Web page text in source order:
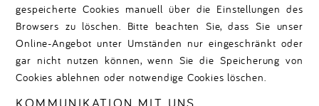
gespeicherte Cookies manuell über die Einstellungen des
Browsers zu löschen. Bitte beachten Sie, dass Sie unser
Online-Angebot unter Umständen nur eingeschränkt oder
gar nicht nutzen können, wenn Sie die Speicherung von
Cookies ablehnen oder notwendige Cookies löschen.